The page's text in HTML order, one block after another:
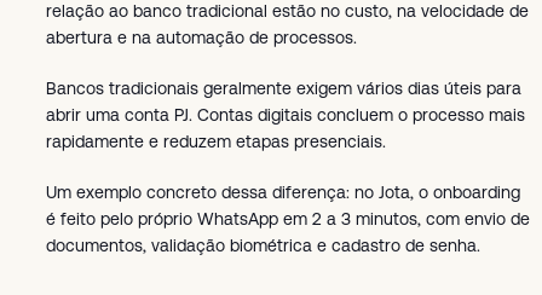
relação ao banco tradicional estão no custo, na velocidade de
abertura e na automação de processos.
Bancos tradicionais geralmente exigem vários dias úteis para
abrir uma conta PJ. Contas digitais concluem o processo mais
rapidamente e reduzem etapas presenciais.
Um exemplo concreto dessa diferença: no Jota, o onboarding
é feito pelo próprio WhatsApp em 2 a 3 minutos, com envio de
documentos, validação biométrica e cadastro de senha.